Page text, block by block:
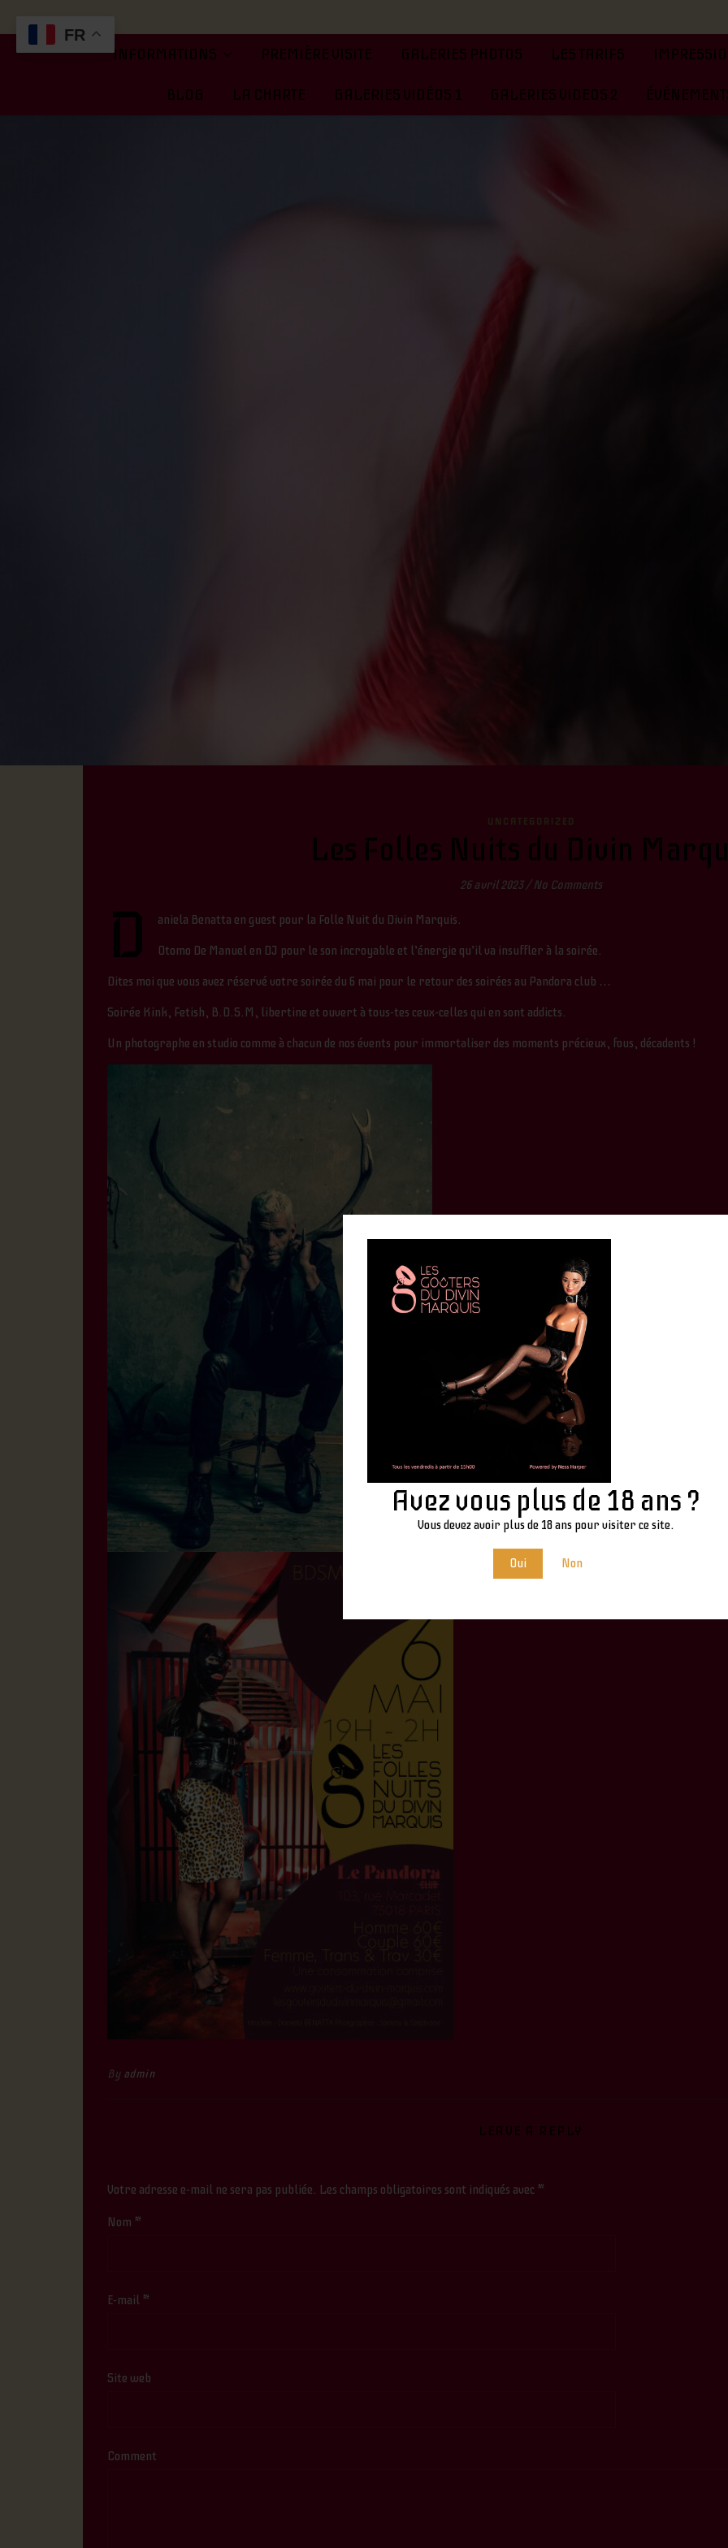
Avez vous plus de 18 ans ?
Vous devez avoir plus de 18 ans pour visiter ce site.
Oui Non
INFORMATIONS PREMIÈRE VISITE GALERIES PHOTOS LES TARIFS
BLOG LA CHARTE GALERIES VIDÉOS 1 GALERIES VIDEOS 2
UNCATEGORIZED
Les Folles Nuits du Divin
26 avril 2023 / No Comments
D aniela Benatta en guest pour la Folle Nuit du Divin Marquis.
Otomo De Manuel en DJ pour le son incroyable et l’énergie qu’il va insuffler à la soirée.
Dites moi que vous avez réservé votre soirée du 6 mai pour le retour des soirées au Pandora club …
Soirée Kink, Fetish, B.D.S.M, libertine et ouvert à tous-tes ceux-celles qui en sont addicts.
Un photographe en studio comme à chacun de nos évents pour immortaliser des moments précieux, fous, décadents !
By admin
LEAVE A REPLY
Votre adresse e-mail ne sera pas publiée. Les champs obligatoires sont indiqués avec *
Nom *
E-mail *
Site web
Comment
FR